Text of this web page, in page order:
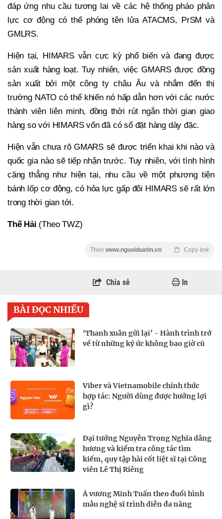
đáp ứng nhu cầu tương lai về các hệ thống pháo phản
lực cơ động có thể phóng tên lửa ATACMS, PrSM và
GMLRS.
Hiện tại, HIMARS vẫn cực kỳ phổ biến và đang được
sản xuất hàng loạt. Tuy nhiên, việc GMARS được đồng
sản xuất bởi một công ty châu Âu và nhắm đến thị
trường NATO có thể khiến nó hấp dẫn hơn với các nước
thành viên liên minh, đồng thời rút ngắn thời gian giao
hàng so với HIMARS vốn đã có sổ đặt hàng dày đặc.
Hiện vẫn chưa rõ GMARS sẽ được triển khai khi nào và
quốc gia nào sẽ tiếp nhận trước. Tuy nhiên, với tình hình
căng thẳng như hiện tại, nhu cầu về một phương tiện
bánh lốp cơ động, có hỏa lực gấp đôi HIMARS sẽ rất lớn
trong thời gian tới.
Thế Hải (Theo TWZ)
Theo www.nguoiduatin.vn Copy link
Chia sẻ In
BÀI ĐỌC NHIỀU
‘Thanh xuân gửi lại’ - Hành trình trở
về từ những ký ức không bao giờ cũ
Viber và Vietnamobile chính thức
hợp tác: Người dùng được hưởng lợi
gì?
Đại tướng Nguyễn Trọng Nghĩa dâng
hương và kiểm tra công tác tìm
kiếm, quy tập hài cốt liệt sĩ tại Công
viên Lê Thị Riêng
Á vương Minh Tuấn theo đuổi hình
mẫu nghệ sĩ trình diễn đa năng